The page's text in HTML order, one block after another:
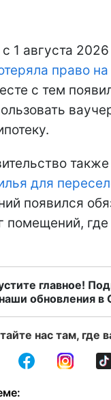
1 августа 2026
право
с тем
также
для
появился
помещений,
главное!
наши обновления в
нас там, где